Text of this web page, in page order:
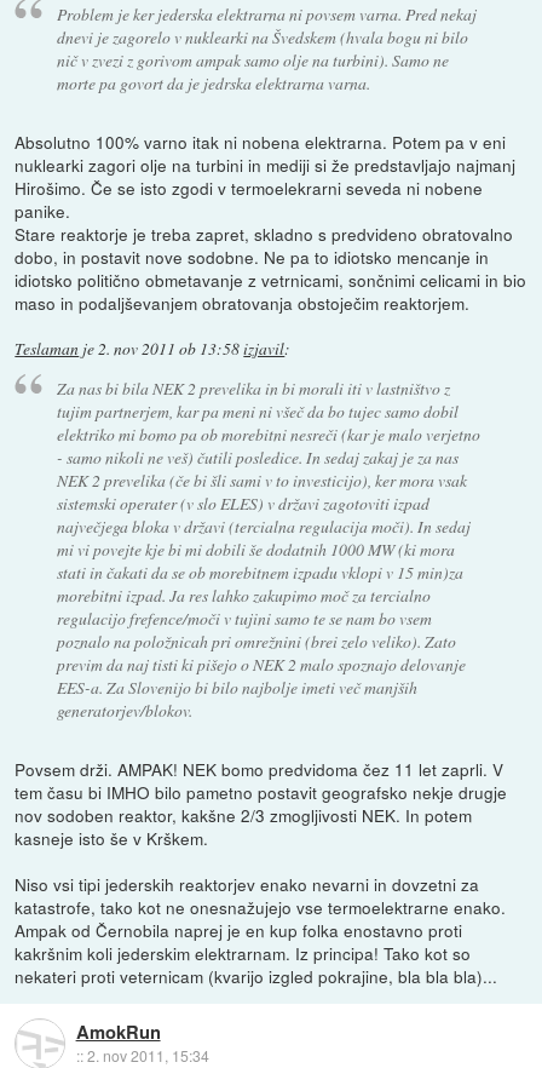
Problem je ker jederska elektrarna ni povsem varna. Pred nekaj
dnevi je zagorelo v nuklearki na Švedskem (hvala bogu ni bilo
nič v zvezi z gorivom ampak samo olje na turbini). Samo ne
morte pa govort da je jedrska elektrarna varna.
Absolutno 100% varno itak ni nobena elektrarna. Potem pa v eni
nuklearki zagori olje na turbini in mediji si že predstavljajo najmanj
Hirošimo. Če se isto zgodi v termoelekrarni seveda ni nobene
panike.
Stare reaktorje je treba zapret, skladno s predvideno obratovalno
dobo, in postavit nove sodobne. Ne pa to idiotsko mencanje in
idiotsko politično obmetavanje z vetrnicami, sončnimi celicami in bio
maso in podaljševanjem obratovanja obstoječim reaktorjem.
Teslaman je2. nov 2011 ob 13:58izjavil:
Za nas bi bila NEK 2 prevelika in bi morali iti v lastništvo z
tujim partnerjem, kar pa meni ni všeč da bo tujec samo dobil
elektriko mi bomo pa ob morebitni nesreči (kar je malo verjetno
- samo nikoli ne veš) čutili posledice. In sedaj zakaj je za nas
NEK 2 prevelika (če bi šli sami v to investicijo), ker mora vsak
sistemski operater (v slo ELES) v državi zagotoviti izpad
največjega bloka v državi (tercialna regulacija moči). In sedaj
mi vi povejte kje bi mi dobili še dodatnih 1000 MW (ki mora
stati in čakati da se ob morebitnem izpadu vklopi v 15 min)za
morebitni izpad. Ja res lahko zakupimo moč za tercialno
regulacijo frefence/moči v tujini samo te se nam bo vsem
poznalo na položnicah pri omrežnini (brei zelo veliko). Zato
previm da naj tisti ki pišejo o NEK 2 malo spoznajo delovanje
EES-a. Za Slovenijo bi bilo najbolje imeti več manjših
generatorjev/blokov.
Povsem drži. AMPAK! NEK bomo predvidoma čez 11 let zaprli. V
tem času bi IMHO bilo pametno postavit geografsko nekje drugje
nov sodoben reaktor, kakšne 2/3 zmogljivosti NEK. In potem
kasneje isto še v Krškem.
Niso vsi tipi jederskih reaktorjev enako nevarni in dovzetni za
katastrofe, tako kot ne onesnažujejo vse termoelektrarne enako.
Ampak od Černobila naprej je en kup folka enostavno proti
kakršnim koli jederskim elektrarnam. Iz principa! Tako kot so
nekateri proti veternicam (kvarijo izgled pokrajine, bla bla bla)...
AmokRun
::2. nov 2011, 15:34